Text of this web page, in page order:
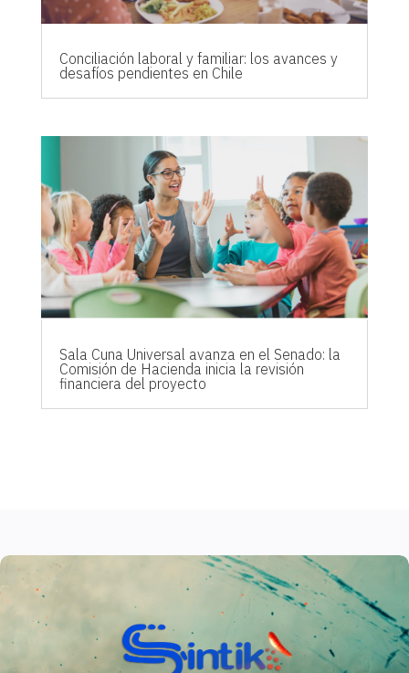
Conciliación laboral y familiar: los avances y
desafíos pendientes en Chile
Sala Cuna Universal avanza en el Senado: la
Comisión de Hacienda inicia la revisión
financiera del proyecto